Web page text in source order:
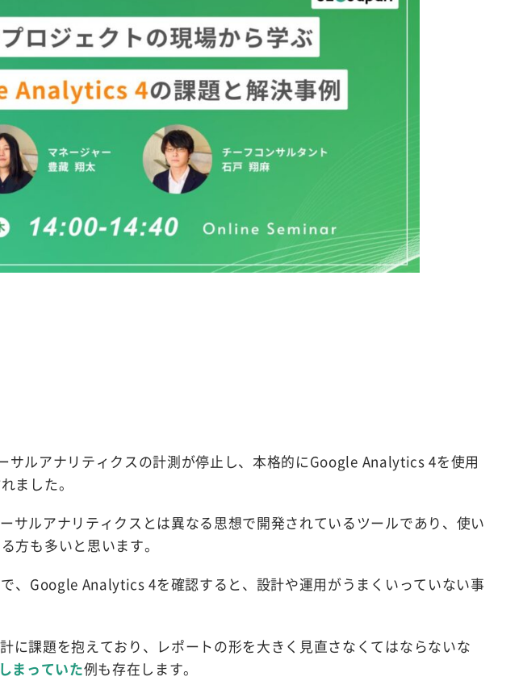
ルアナリティクスの計測が停止し、本格的にGoogle Analytics 4を使用
ました。
ルアナリティクスとは異なる思想で開発されているツールであり、使い
方も多いと思います。
、Google Analytics 4を確認すると、設計や運用がうまくいっていない事
に課題を抱えており、レポートの形を大きく見直さなくてはならないな
まっていた例も存在します。